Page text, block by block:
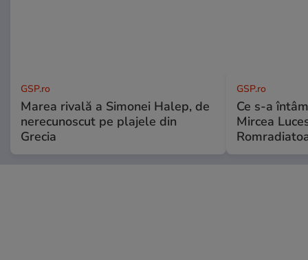
GSP.ro
Marea rivală a Simonei Halep, de
nerecunoscut pe plajele din
Grecia
GSP.ro
Ce s-a
Mircea